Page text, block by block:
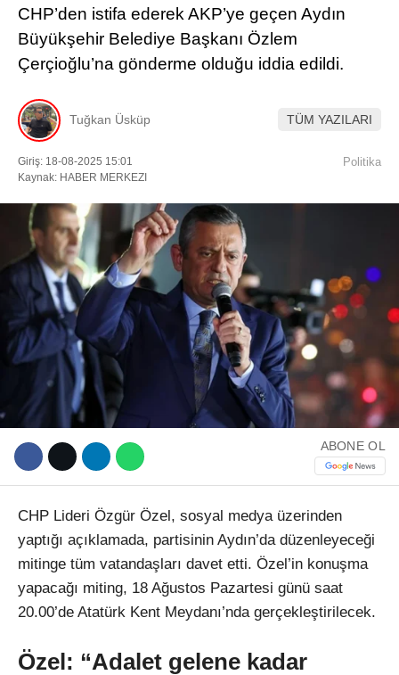
SPOR
DIĞER
CHP’den istifa ederek AKP’ye geçen Aydın
Büyükşehir Belediye Başkanı Özlem
Çerçioğlu’na gönderme olduğu iddia edildi.
Tuğkan Üsküp TÜM YAZILARI
Giriş: 18-08-2025 15:01
Kaynak: HABER MERKEZI
Politika
ABONE OL
CHP Lideri Özgür Özel, sosyal medya üzerinden
yaptığı açıklamada, partisinin Aydın’da düzenleyeceği
mitinge tüm vatandaşları davet etti. Özel’in konuşma
yapacağı miting, 18 Ağustos Pazartesi günü saat
20.00’de Atatürk Kent Meydanı’nda gerçekleştirilecek.
Özel: “Adalet gelene kadar